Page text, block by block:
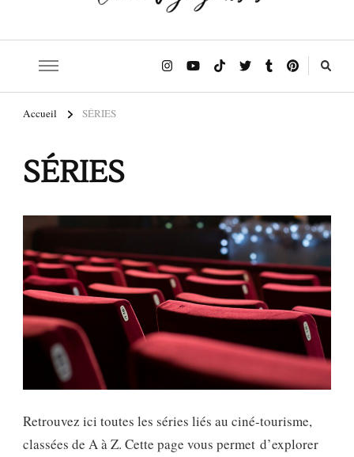
Accueil SÉRIES
SÉRIES
Retrouvez ici toutes les séries liés au ciné-tourisme,
classées de A à Z. Cette page vous permet d’explorer